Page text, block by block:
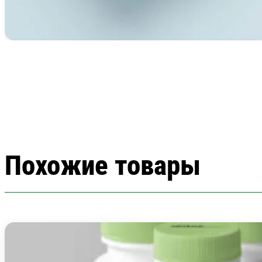
Похожие товары